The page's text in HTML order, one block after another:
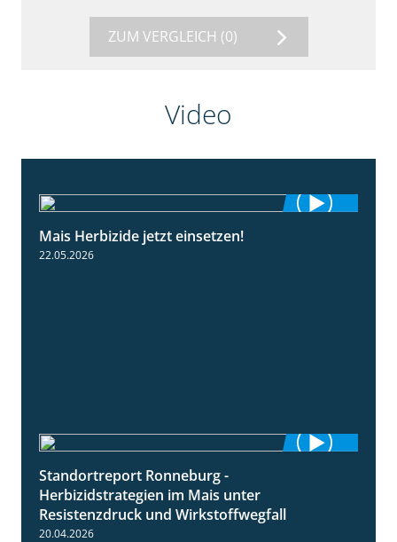
ZUM VERGLEICH (0)
Video
Mais Herbizide jetzt einsetzen!
22.05.2026
Standortreport Ronneburg -
Herbizidstrategien im Mais unter
Resistenzdruck und Wirkstoffwegfall
20.04.2026